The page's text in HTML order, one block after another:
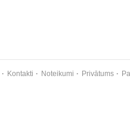
Kontakti Noteikumi Privātums